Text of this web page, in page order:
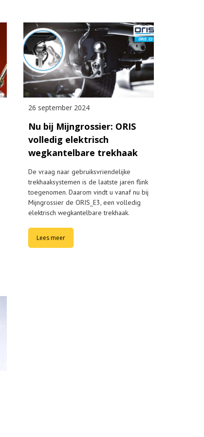
26 september 2024
Nu bij Mijngrossier: ORIS
volledig elektrisch
wegkantelbare trekhaak
De vraag naar gebruiksvriendelijke
trekhaaksystemen is de laatste jaren flink
toegenomen. Daarom vindt u vanaf nu bij
Mijngrossier de ORIS_E3, een volledig
elektrisch wegkantelbare trekhaak.
Lees meer